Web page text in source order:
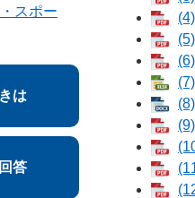
スポー
は
答